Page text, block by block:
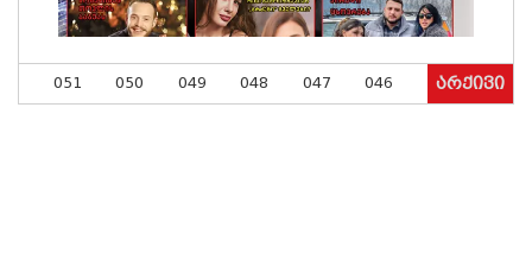
051 050 049 048 047 046 არქივი